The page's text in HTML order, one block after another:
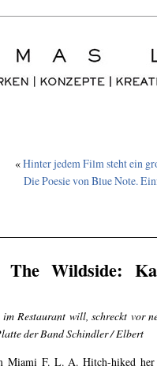
«Hinter jedem Film steht ein
Die Poesie von Blue Note.
Wildside:
im Restaurant will, schreckt vor
der Band Schindler / Elbert
Miami F. L. A. Hitch-hiked her